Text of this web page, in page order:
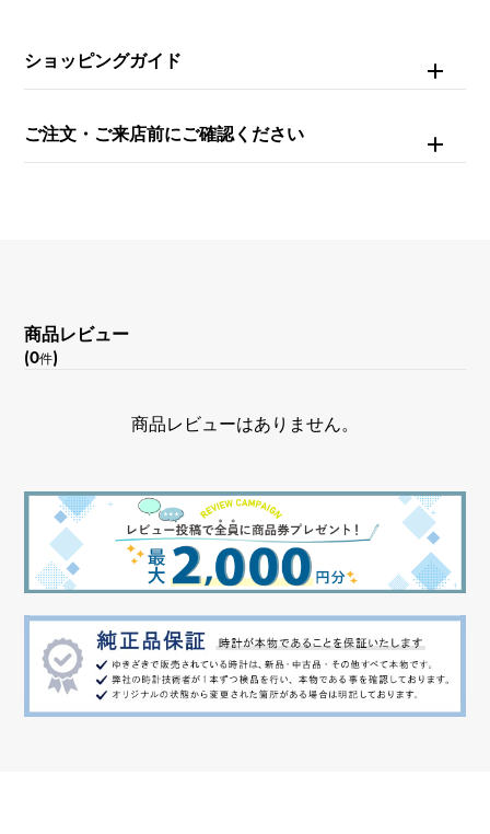
ショッピングガイド
ご注文・ご来店前にご確認ください
商品レビュー
(0件)
商品レビューはありません。